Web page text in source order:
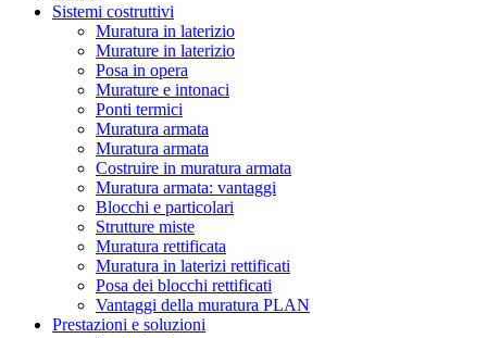
Sistemi costruttivi
Muratura in laterizio
Murature in laterizio
Posa in opera
Murature e intonaci
Ponti termici
Muratura armata
Muratura armata
Costruire in muratura armata
Muratura armata: vantaggi
Blocchi e particolari
Strutture miste
Muratura rettificata
Muratura in laterizi rettificati
Posa dei blocchi rettificati
Vantaggi della muratura PLAN
Prestazioni e soluzioni